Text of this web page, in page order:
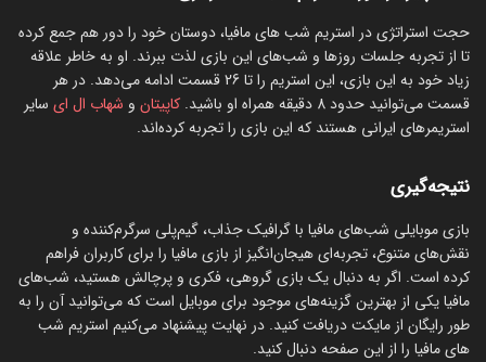
حجت استراتژی در استریم شب های مافیا، دوستان خود را دور هم جمع کرده
تا از تجربه جلسات روزها و شب‌های این بازی لذت ببرند. او به خاطر علاقه
زیاد خود به این بازی، این استریم را تا 26 قسمت ادامه می‌دهد. در هر
قسمت می‌توانید حدود 8 دقیقه همراه او باشید.
کاپیتان و شهاب ال ای سایر
استریمرهای ایرانی هستند که این بازی را تجربه کرده‌اند.
نتیجه‌گیری
بازی موبایلی شب‌های مافیا با گرافیک جذاب، گیم‌پلی سرگرم‌کننده و
نقش‌های متنوع، تجربه‌ای هیجان‌انگیز از بازی مافیا را برای کاربران فراهم
کرده است. اگر به دنبال یک بازی گروهی، فکری و پرچالش هستید، شب‌های
مافیا یکی از بهترین گزینه‌های موجود برای موبایل است که می‌توانید آن را به
طور رایگان از مایکت دریافت کنید. در نهایت پیشنهاد می‌کنیم استریم شب‌
های مافیا را از این صفحه دنبال کنید.